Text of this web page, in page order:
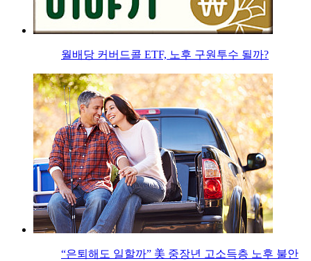
월배당 커버드콜 ETF, 노후 구원투수 될까?
“은퇴해도 일할까” 美 중장년 고소득층 노후 불안